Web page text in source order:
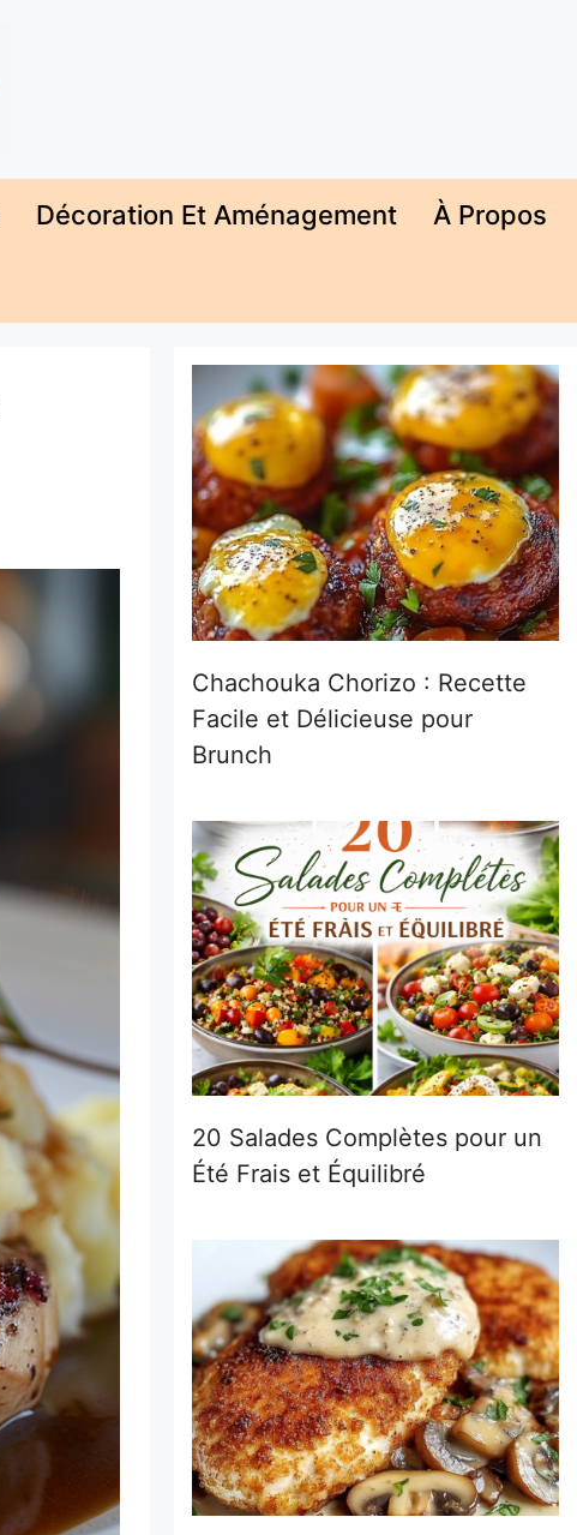
Décoration Et Aménagement À Propos
Chachouka Chorizo : Recette
Facile et Délicieuse pour
Brunch
20 Salades Complètes pour un
Été Frais et Équilibré